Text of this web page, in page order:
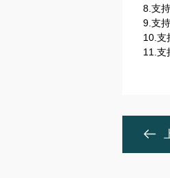
8.支
9.支
10.支
11.支